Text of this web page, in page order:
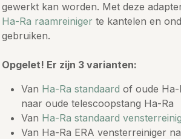
gewerkt kan worden. Met deze
Ha-Ra raamreiniger te kantelen en
gebruiken.
Opgelet! Er zijn 3 varianten:
Van Ha-Ra standaard of oude Ha-
naar oude telescoopstang Ha-Ra
Van Ha-Ra standaard
Van Ha-Ra ERA vensterreiniger